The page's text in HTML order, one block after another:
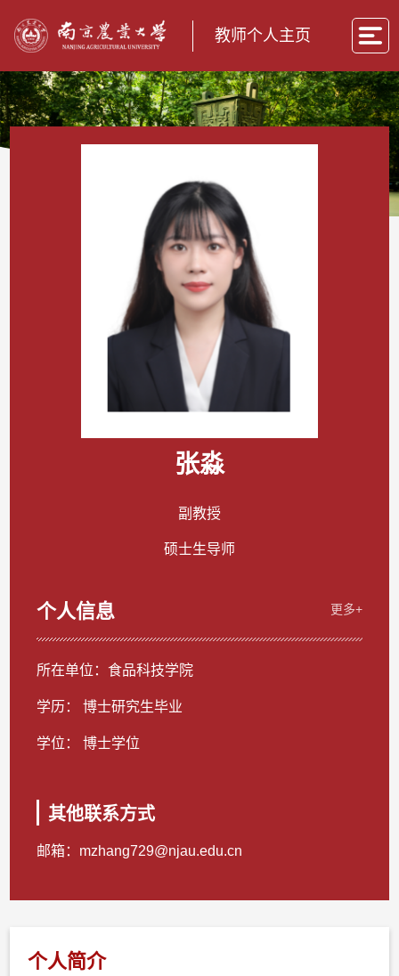
教师个人主页
张淼
副教授
硕士生导师
个人信息 更多+
所在单位：食品科技学院
学历： 博士研究生毕业
学位： 博士学位
其他联系方式
邮箱： mzhang729@njau.edu.cn
个人简介